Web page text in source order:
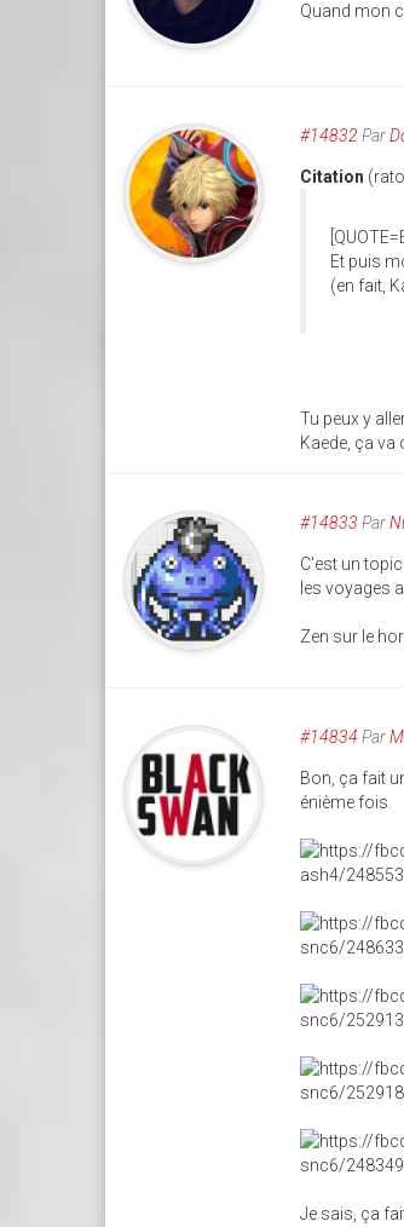
Quand mon
#14832 Par
Citation
Et puis
(en fait,
Tu peux y
Kaede, ça
#14833 Par
C'est un
les voyages
Zen sur le
#14834 Par
Bon, ça fait
énième fois.
Je sais, ça